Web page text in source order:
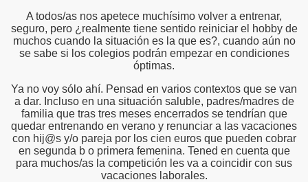
A todos/as nos apetece muchísimo volver a entrenar,
seguro, pero ¿realmente tiene sentido reiniciar el hobby de
muchos cuando la situación es la que es?, cuando aún no
se sabe si los colegios podrán empezar en condiciones
óptimas.
Ya no voy sólo ahí. Pensad en varios contextos que se van
a dar. Incluso en una situación saluble, padres/madres de
familia que tras tres meses encerrados se tendrían que
quedar entrenando en verano y renunciar a las vacaciones
con hij@s y/o pareja por los cien euros que pueden cobrar
en segunda b o primera femenina. Tened en cuenta que
para muchos/as la competición les va a coincidir con sus
vacaciones laborales.